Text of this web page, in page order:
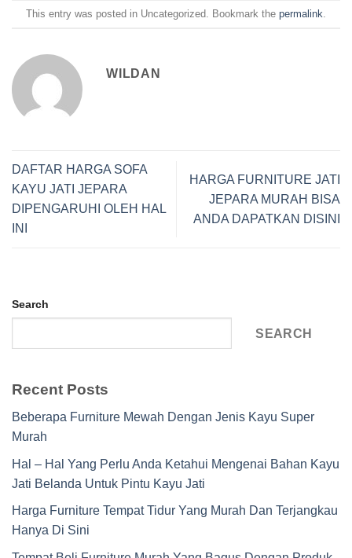
This entry was posted in Uncategorized. Bookmark the permalink
WILDAN
DAFTAR HARGA SOFA
KAYU JATI JEPARA
DIPENGARUHI OLEH HAL
INI
HARGA FURNITURE JATI
JEPARA MURAH BISA
ANDA DAPATKAN DISINI
Search
SEARCH
Recent Posts
Beberapa Furniture Mewah Dengan Jenis Kayu Super
Murah
Hal – Hal Yang Perlu Anda Ketahui Mengenai Bahan Kayu
Jati Belanda Untuk Pintu Kayu Jati
Harga Furniture Tempat Tidur Yang Murah Dan Terjangkau
Hanya Di Sini